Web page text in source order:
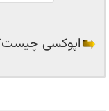
اپوکسی